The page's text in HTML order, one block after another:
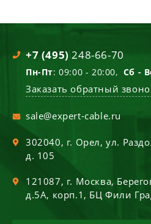
+7 (495) 248-66-70
Пн-Пт: 09:00 - 20:00, Сб -
Заказать обратный
sale@expert-cable.ru
302040, г. Орел,ул.
д. 105
121087, г. Москва,
д.5А, корп.1, БЦ Фили